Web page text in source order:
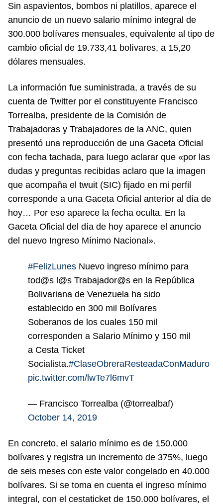
Sin aspavientos, bombos ni platillos, aparece el
anuncio de un nuevo salario mínimo integral de
300.000 bolívares mensuales, equivalente al tipo de
cambio oficial de 19.733,41 bolívares, a 15,20
dólares mensuales.
La información fue suministrada, a través de su
cuenta de Twitter por el constituyente Francisco
Torrealba, presidente de la Comisión de
Trabajadoras y Trabajadores de la ANC, quien
presentó una reproducción de una Gaceta Oficial
con fecha tachada, para luego aclarar que «por las
dudas y preguntas recibidas aclaro que la imagen
que acompaña el twuit (SIC) fijado en mi perfil
corresponde a una Gaceta Oficial anterior al día de
hoy… Por eso aparece la fecha oculta. En la
Gaceta Oficial del día de hoy aparece el anuncio
del nuevo Ingreso Mínimo Nacional».
#FelizLunes Nuevo ingreso mínimo para
tod@s l@s Trabajador@s en la República
Bolivariana de Venezuela ha sido
establecido en 300 mil Bolívares
Soberanos de los cuales 150 mil
corresponden a Salario Mínimo y 150 mil
a Cesta Ticket
Socialista.#ClaseObreraResteadaConMaduro
pic.twitter.com/lwTe7l6mvT
— Francisco Torrealba (@torrealbaf)
October 14, 2019
En concreto, el salario mínimo es de 150.000
bolívares y registra un incremento de 375%, luego
de seis meses con este valor congelado en 40.000
bolívares. Si se toma en cuenta el ingreso mínimo
integral, con el cestaticket de 150.000 bolívares, el